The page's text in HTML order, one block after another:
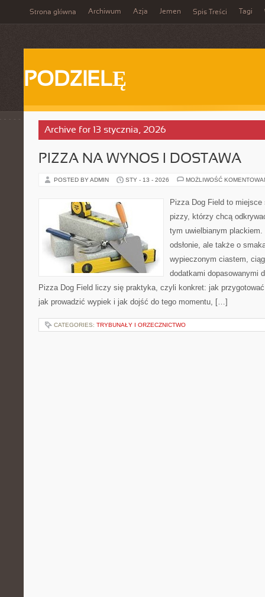
Strona główna Archiwum Azja Jemen Spis Treści Tagi
PODZIELĘ
Archive for 13 stycznia, 2026
PIZZA NA WYNOS I DOSTAWA
POSTED BY ADMIN STY - 13 - 2026 MOŻLIWOŚĆ
Pizza Dog Field to
pizzy, którzy chcą
tym uwielbianym
odsłonie, ale także o
wypieczonym ciastem,
dodatkami dopasowanymi
Pizza Dog Field liczy się praktyka, czyli konkret: jak
jak prowadzić wypiek i jak dojść do tego momentu, […]
CATEGORIES: TRYBUNAŁY I ORZECZNICTWO